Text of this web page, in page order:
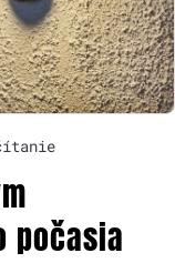
počasia